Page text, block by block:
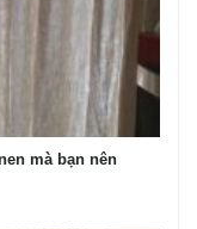
mà bạn nên